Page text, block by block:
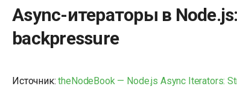
Async-итераторы в
backpressure
Источник:theNodeBook — Node.js Async Iterators: